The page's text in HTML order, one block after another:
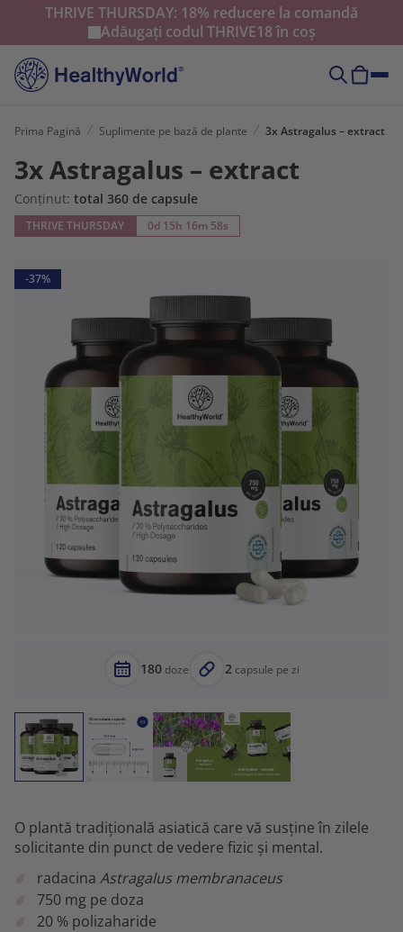
THRIVE THURSDAY: 18% reducere la comandă
Adăugați codul THRIVE18în coș
Prima Pagină Suplimente pe bază de plante 3x Astragalus – extract
3x Astragalus – extract
Conținut: total 360 de capsule
THRIVE THURSDAY 0d 15h 16m 57s
-37%
180doze 2capsule pe zi
O plantă tradițională asiatică care vă susține în zilele
solicitante din punct de vedere fizic și mental.
radacina Astragalus membranaceus
750 mg pe doza
20 % polizaharide